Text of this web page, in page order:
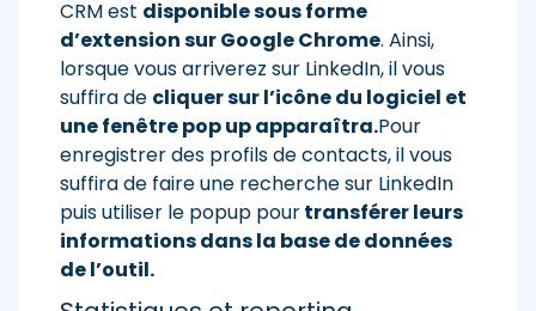
CRM est disponible sous forme
d’extension sur Google Chrome. Ainsi,
lorsque vous arriverez sur LinkedIn, il vous
suffira de cliquer sur l’icône du logiciel et
une fenêtre pop up apparaîtra.Pour
enregistrer des profils de contacts, il vous
suffira de faire une recherche sur LinkedIn
puis utiliser le popup pourtransférer leurs
informations dans la base de données
de l’outil.